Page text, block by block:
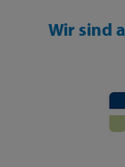
Wir sind